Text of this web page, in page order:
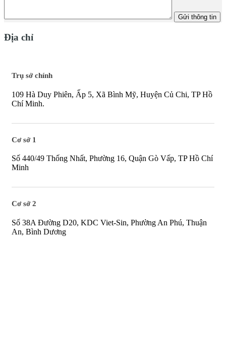
Địa chỉ
Trụ sở chính
109 Hà Duy Phiên, Ấp 5, Xã Bình Mỹ, Huyện Củ Chi, TP Hồ
Chí Minh.
Cơ sở 1
Số 440/49 Thống Nhất, Phường 16, Quận Gò Vấp, TP Hồ Chí
Minh
Cơ sở 2
Số 38A Đường D20, KDC Viet-Sin, Phường An Phú, Thuận
An, Bình Dương